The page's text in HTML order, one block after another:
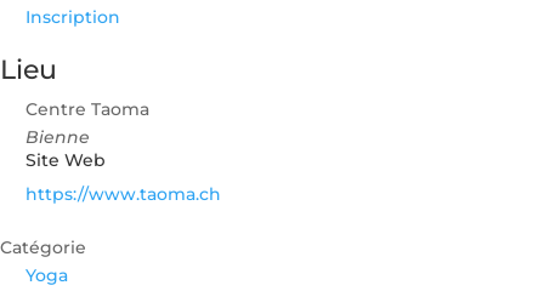
Inscription
Lieu
Centre Taoma
Bienne
Site Web
https://www.taoma.ch
Catégorie
Yoga